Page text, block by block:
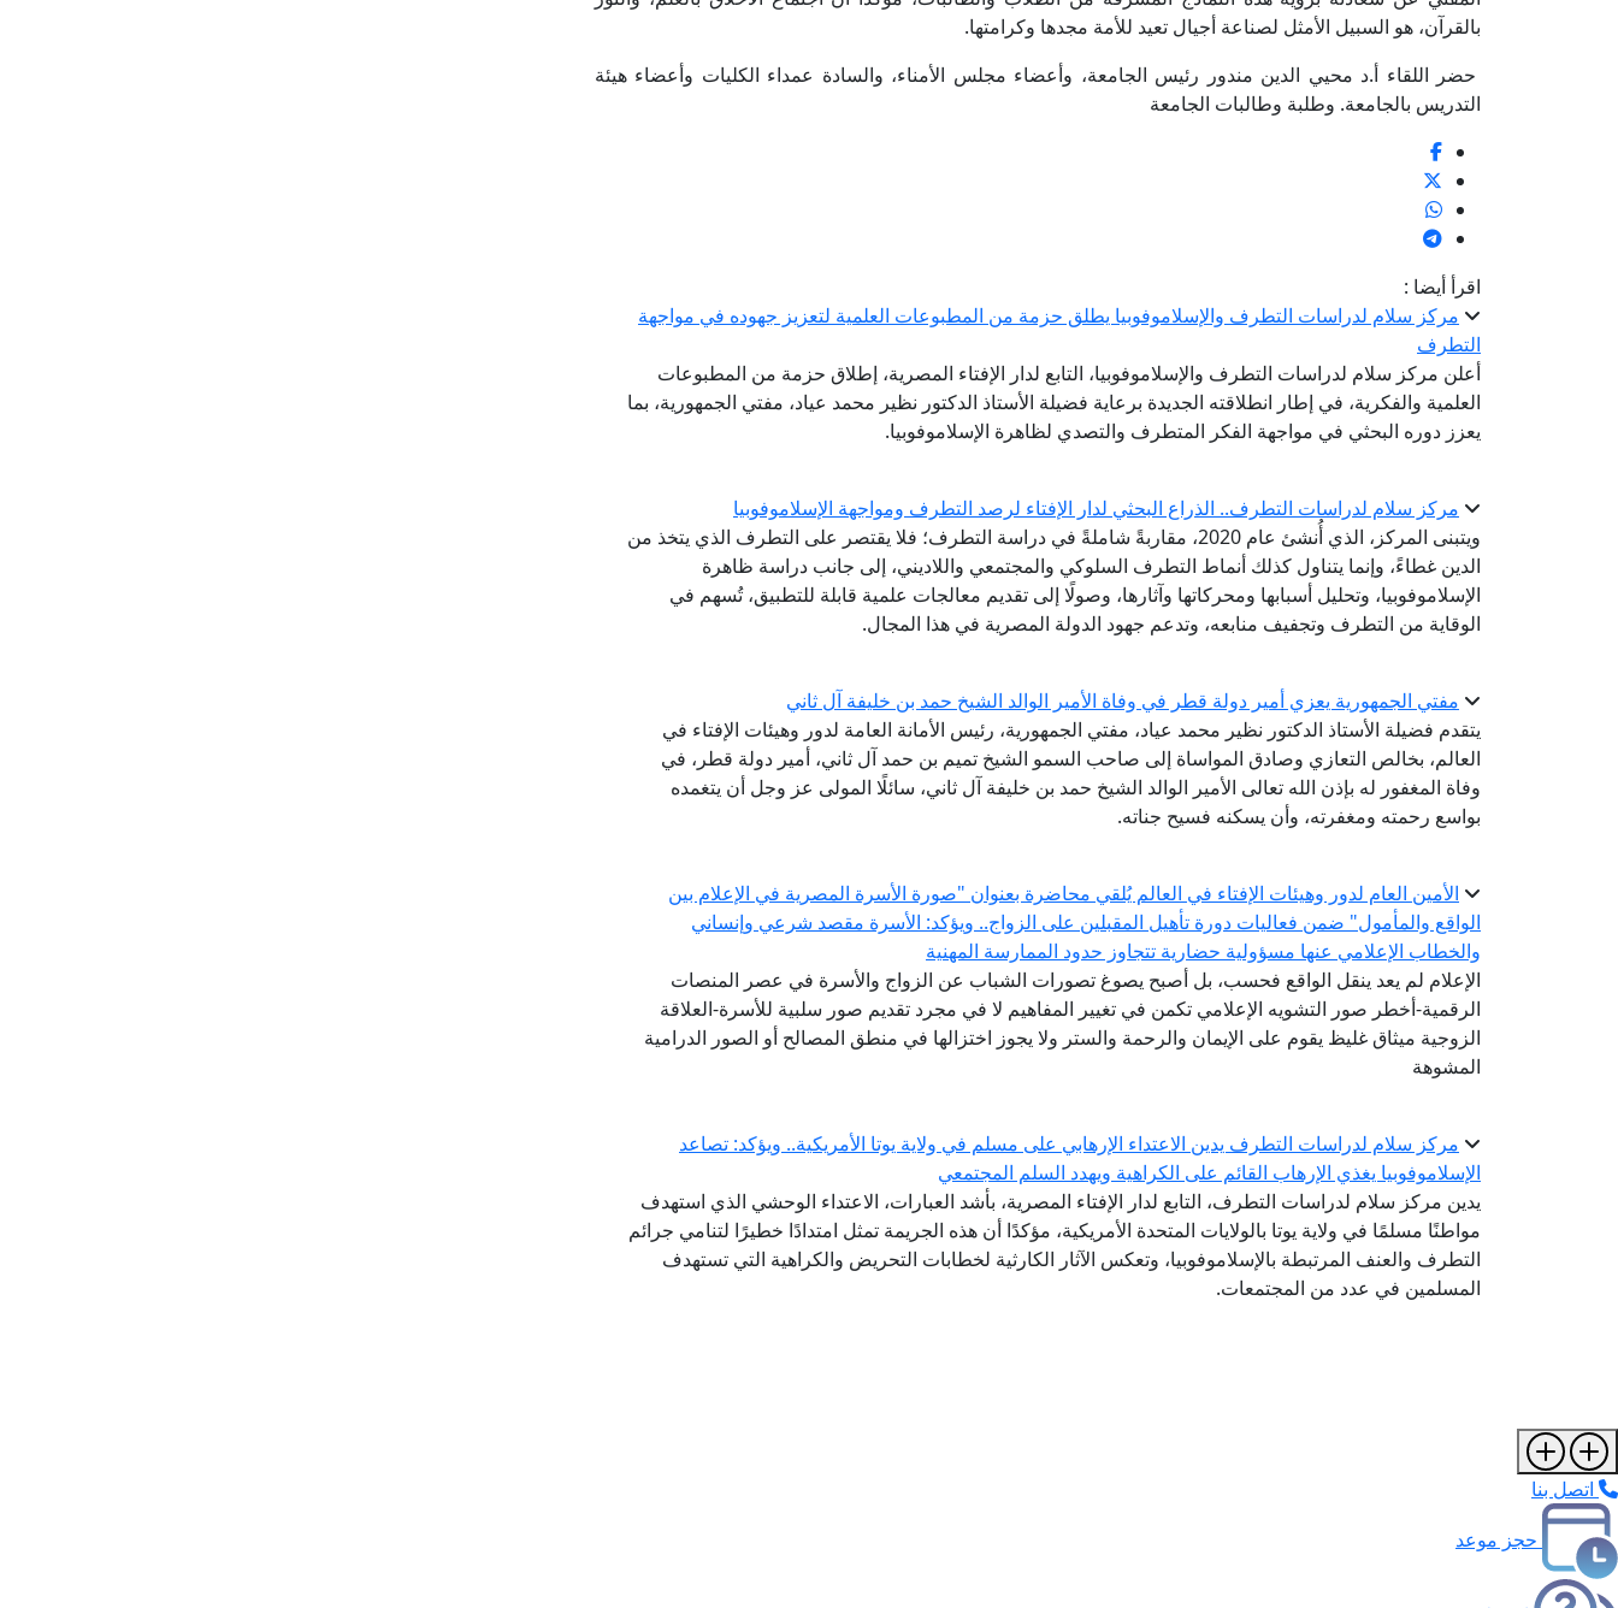
بالقرآن، هو السبيل الأمثل لصناعة أجيال تعيد للأمة مجدها وكرامتها.
حضر اللقاء أ.د محيي الدين مندور رئيس الجامعة، وأعضاء مجلس الأمناء، والسادة عمداء الكليات وأعضاء هيئة
التدريس بالجامعة. وطلبة وطالبات الجامعة
اقرأ أيضا :
مركز سلام لدراسات التطرف والإسلاموفوبيا يطلق حزمة من المطبوعات العلمية لتعزيز جهوده في مواجهة
التطرف
أعلن مركز سلام لدراسات التطرف والإسلاموفوبيا، التابع لدار الإفتاء المصرية، إطلاق حزمة من المطبوعات
العلمية والفكرية، في إطار انطلاقته الجديدة برعاية فضيلة الأستاذ الدكتور نظير محمد عياد، مفتي الجمهورية، بما
يعزز دوره البحثي في مواجهة الفكر المتطرف والتصدي لظاهرة الإسلاموفوبيا.
مركز سلام لدراسات التطرف.. الذراع البحثي لدار الإفتاء لرصد التطرف ومواجهة الإسلاموفوبيا
ويتبنى المركز، الذي أُنشئ عام 2020، مقاربةً شاملةً في دراسة التطرف؛ فلا يقتصر على التطرف الذي يتخذ من
الدين غطاءً، وإنما يتناول كذلك أنماط التطرف السلوكي والمجتمعي واللاديني، إلى جانب دراسة ظاهرة
الإسلاموفوبيا، وتحليل أسبابها ومحركاتها وآثارها، وصولًا إلى تقديم معالجات علمية قابلة للتطبيق، تُسهم في
الوقاية من التطرف وتجفيف منابعه، وتدعم جهود الدولة المصرية في هذا المجال.
مفتي الجمهورية يعزي أمير دولة قطر في وفاة الأمير الوالد الشيخ حمد بن خليفة آل ثاني
يتقدم فضيلة الأستاذ الدكتور نظير محمد عياد، مفتي الجمهورية، رئيس الأمانة العامة لدور وهيئات الإفتاء في
العالم، بخالص التعازي وصادق المواساة إلى صاحب السمو الشيخ تميم بن حمد آل ثاني، أمير دولة قطر، في
وفاة المغفور له بإذن الله تعالى الأمير الوالد الشيخ حمد بن خليفة آل ثاني، سائلًا المولى عز وجل أن يتغمده
بواسع رحمته ومغفرته، وأن يسكنه فسيح جناته.
الأمين العام لدور وهيئات الإفتاء في العالم يُلقي محاضرة بعنوان "صورة الأسرة المصرية في الإعلام بين
الواقع والمأمول" ضمن فعاليات دورة تأهيل المقبلين على الزواج.. ويؤكد: الأسرة مقصد شرعي وإنساني
والخطاب الإعلامي عنها مسؤولية حضارية تتجاوز حدود الممارسة المهنية
الإعلام لم يعد ينقل الواقع فحسب، بل أصبح يصوغ تصورات الشباب عن الزواج والأسرة في عصر المنصات
الرقمية-أخطر صور التشويه الإعلامي تكمن في تغيير المفاهيم لا في مجرد تقديم صور سلبية للأسرة-العلاقة
الزوجية ميثاق غليظ يقوم على الإيمان والرحمة والستر ولا يجوز اختزالها في منطق المصالح أو الصور الدرامية
المشوهة
مركز سلام لدراسات التطرف يدين الاعتداء الإرهابي على مسلم في ولاية يوتا الأمريكية.. ويؤكد: تصاعد
الإسلاموفوبيا يغذي الإرهاب القائم على الكراهية ويهدد السلم المجتمعي
يدين مركز سلام لدراسات التطرف، التابع لدار الإفتاء المصرية، بأشد العبارات، الاعتداء الوحشي الذي استهدف
مواطنًا مسلمًا في ولاية يوتا بالولايات المتحدة الأمريكية، مؤكدًا أن هذه الجريمة تمثل امتدادًا خطيرًا لتنامي جرائم
التطرف والعنف المرتبطة بالإسلاموفوبيا، وتعكس الآثار الكارثية لخطابات التحريض والكراهية التي تستهدف
المسلمين في عدد من المجتمعات.
اتصل بنا
حجز موعد